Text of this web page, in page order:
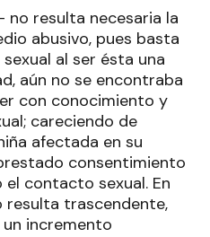
no resulta necesaria la
abusivo, pues basta
al ser ésta una
aún no se encontraba
con conocimiento y
careciendo de
afectada en su
consentimiento
el contacto sexual. En
resulta trascendente,
incremento